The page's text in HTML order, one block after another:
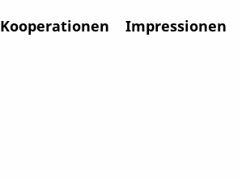
Kooperationen Impressionen